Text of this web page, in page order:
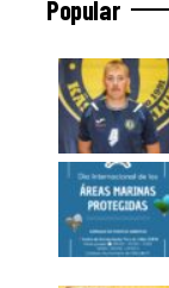
Popular